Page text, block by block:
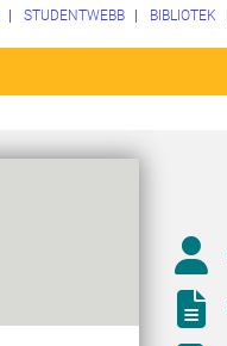
STUDENTWEBB BIBLIOTEK